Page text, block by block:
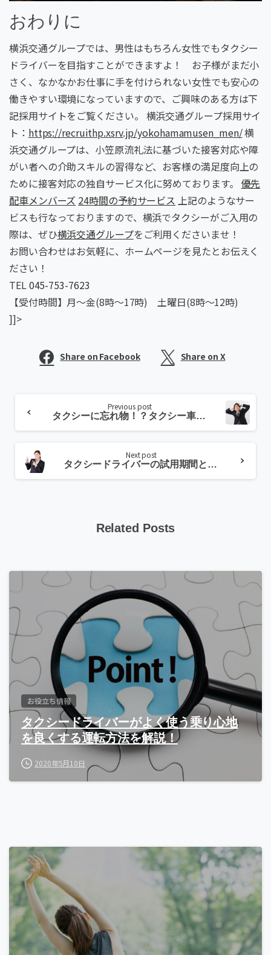
おわりに
横浜交通グループでは、男性はもちろん女性でもタクシー
ドライバーを目指すことができますよ！ お子様がまだ小
さく、なかなかお仕事に手を付けられない女性でも安心の
働きやすい環境になっていますので、ご興味のある方は下
記採用サイトをご覧ください。 横浜交通グループ採用サイ
ト： https://recruithp.xsrv.jp/yokohamamusen_men/横
浜交通グループは、小笠原流礼法に基づいた接客対応や障
がい者への介助スキルの習得など、お客様の満足度向上の
ために接客対応の独自サービス化に努めております。 優先
配車メンバーズ 24時間の予約サービス 上記のようなサー
ビスも行なっておりますので、横浜でタクシーがご入用の
際は、ぜひ横浜交通グループをご利用くださいませ！
お問い合わせはお気軽に、ホームページを見たとお伝えく
ださい！
TEL045-753-7623
【受付時間】月～金(8時～17時) 土曜日(8時～12時)
]]>
Share on Facebook Share on X
Reading
Previous post
タクシーに忘れ物！？タクシー車内に忘れ物をしてしまった際の対処法
Next post
タクシードライバーの試用期間とは？試用期間のシステムを詳しく解説
Related Posts
お役立ち情報
タクシードライバーがよく使う乗り心地
を良くする運転方法を解説！
2020年5月10日